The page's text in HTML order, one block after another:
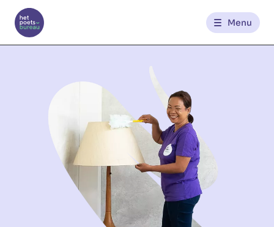
Menu
NL FR
Werknemerszone
Klantenzone